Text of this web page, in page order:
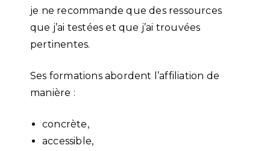
je ne recommande que des ressources
que j’ai testées et que j’ai trouvées
pertinentes.
Ses formations abordent l’affiliation de
manière :
concrète,
accessible,